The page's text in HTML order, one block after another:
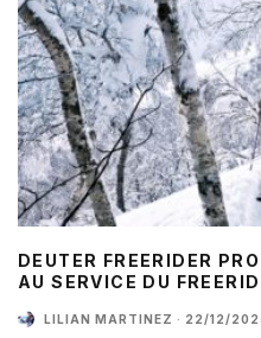
DEUTER FREERIDER
AU SERVICE DU
LILIAN MARTINEZ · 22/12/